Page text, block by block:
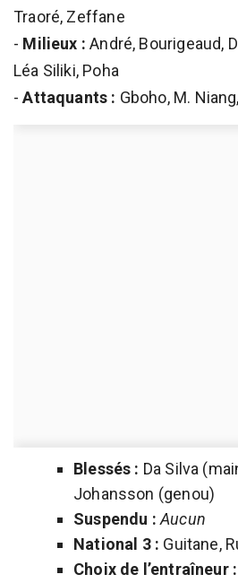
Traoré, Zeffane
- Milieux : André, Bourigeaud,
Léa Siliki, Poha
-Attaquants : Gboho, M.
Blessés : Da Silva
Johansson (genou)
Suspendu : Aucun
National 3 : Guitane,
Choix de l’entraîneur :